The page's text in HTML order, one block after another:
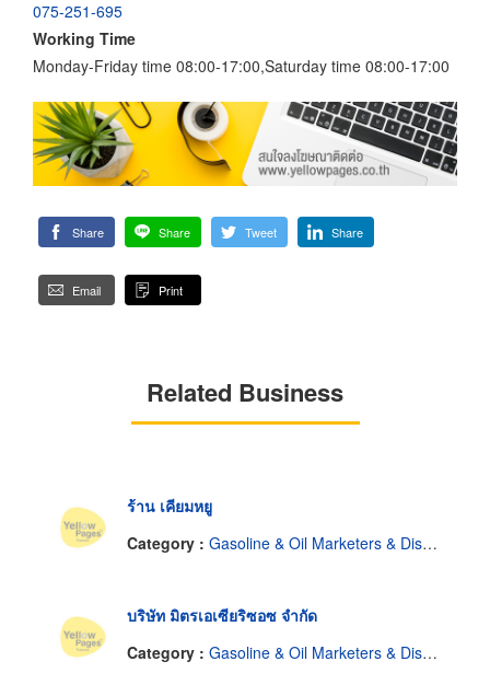
075-251-695
Working Time
Monday-Friday time 08:00-17:00,Saturday time 08:00-17:00
Share Share Tweet Share
Email Print
Related Business
ร้าน เคียมหยู
Category : Gasoline & Oil Marketers & Distributors
บริษัท มิตรเอเซียริซอซ จำกัด
Category : Gasoline & Oil Marketers & Distributors